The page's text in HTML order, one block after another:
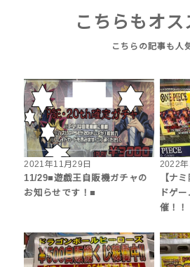
こちらもオス
2021年11月29日
11/29■遊戯王自販機ガチャの
お知らせです！■
2022年
【ナ
ドゲ
催！！